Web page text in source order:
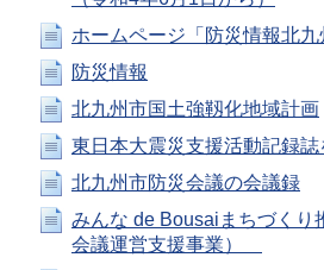
ホームページ「防災情報北
防災情報
北九州市国土強靱化地域計画
東日本大震災支援活動記録誌
北九州市防災会議の会議録
みんな de Bousaiまちづくり
会議運営支援事業）